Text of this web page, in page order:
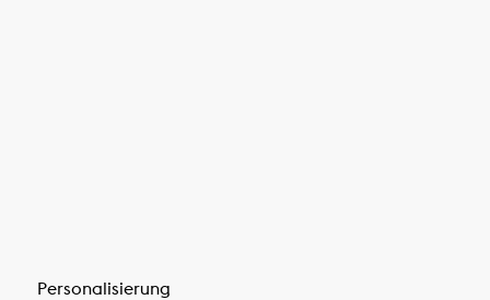
Personalisierung